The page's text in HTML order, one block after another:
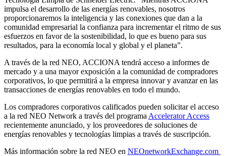
impulsa el desarrollo de las energías renovables, nosotros
proporcionaremos la inteligencia y las conexiones que dan a la
comunidad empresarial la confianza para incrementar el ritmo de sus
esfuerzos en favor de la sostenibilidad, lo que es bueno para sus
resultados, para la economía local y global y el planeta”.
A través de la red NEO, ACCIONA tendrá acceso a informes de
mercado y a una mayor exposición a la comunidad de compradores
corporativos, lo que permitirá a la empresa innovar y avanzar en las
transacciones de energías renovables en todo el mundo.
Los compradores corporativos calificados pueden solicitar el acceso
a la red NEO Network a través del programa Accelerator Access
recientemente anunciado, y los proveedores de soluciones de
energías renovables y tecnologías limpias a través de suscripción.
Más información sobre la red NEO en NEOnetworkExchange.com